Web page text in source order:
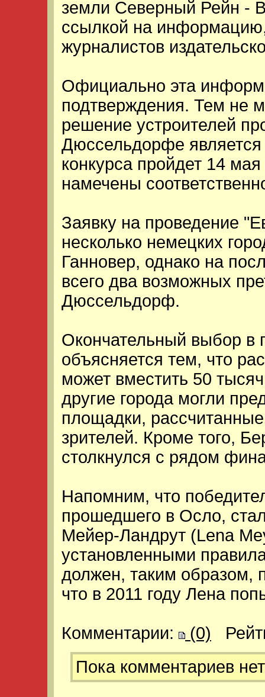
земли Северный Рейн -
ссылкой на
журналистов
Официально эта
подтверждения. Тем не
решение устроителей
Дюссельдорфе
конкурса пройдет 14
намечены
Заявку на проведение
несколько немецких
Ганновер, однако на
всего два возможных
Дюссельдорф.
Окончательный выбор в
объясняется тем, что
может вместить 50
другие города могли
площадки,
зрителей. Кроме того,
столкнулся с рядом
Напомним, что
прошедшего в Осло,
Мейер-Ландрут (Lena
установленными
должен, таким образом,
что в 2011 году Лена
Комментарии: (0)
Пока комментариев нет